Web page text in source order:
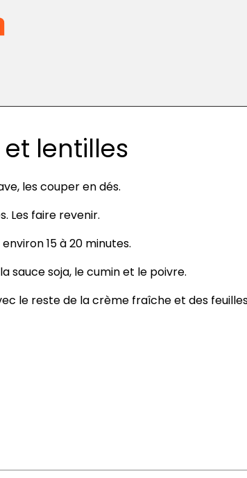
lentilles
les couper en dés.
Les faire revenir.
15 à 20 minutes.
sauce soja, le cumin et le poivre.
le reste de la crème fraîche et des